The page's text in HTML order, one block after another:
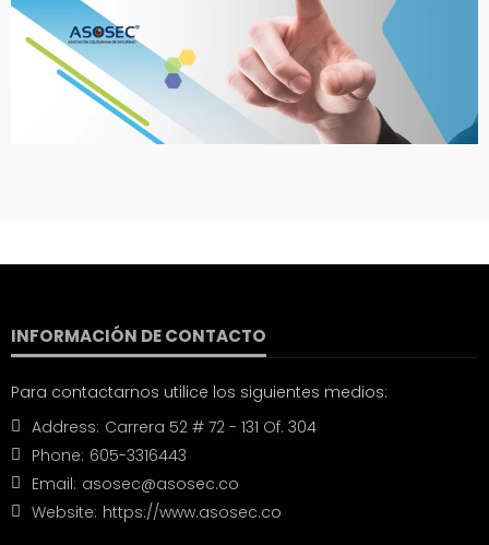
INFORMACIÓN DE CONTACTO
Para contactarnos utilice los siguientes medios:
Address: Carrera 52 # 72 - 131 Of. 304
Phone: 605-3316443
Email: asosec@asosec.co
Website: https://www.asosec.co